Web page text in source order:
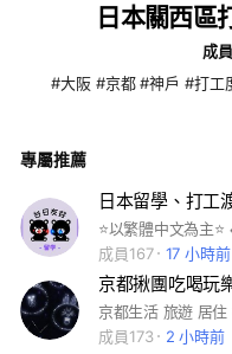
日本關西區
成
#大阪 #京都 #神戶 #打工
專屬推薦
日本留學、打
成員167
17 小時前
京都揪團吃喝玩
京都生活 旅遊 居
成員173
2 小時前